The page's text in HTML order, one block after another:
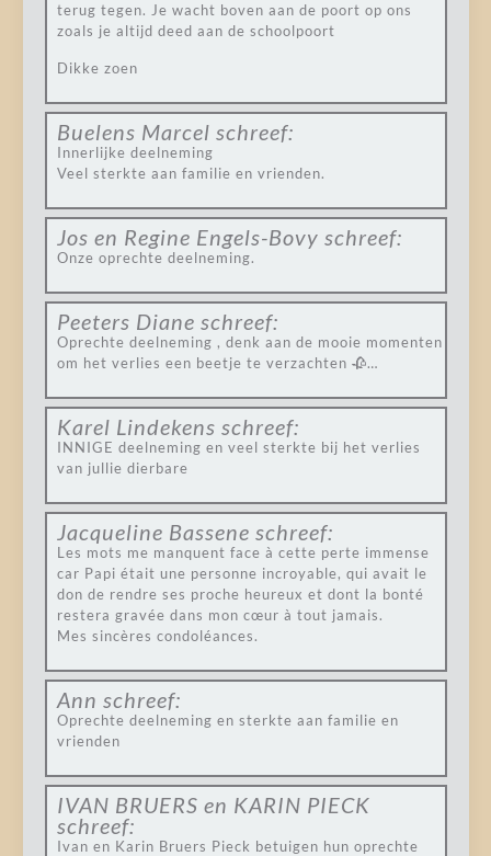
terug tegen. Je wacht boven aan de poort op ons
zoals je altijd deed aan de schoolpoort
Dikke zoen
Buelens Marcel schreef:
Innerlijke deelneming
Veel sterkte aan familie en vrienden.
Jos en Regine Engels-Bovy schreef:
Onze oprechte deelneming.
Peeters Diane schreef:
Oprechte deelneming , denk aan de mooie momenten
om het verlies een beetje te verzachten 🥀…
Karel Lindekens schreef:
INNIGE deelneming en veel sterkte bij het verlies
van jullie dierbare
Jacqueline Bassene schreef:
Les mots me manquent face à cette perte immense
car Papi était une personne incroyable, qui avait le
don de rendre ses proche heureux et dont la bonté
restera gravée dans mon cœur à tout jamais.
Mes sincères condoléances.
Ann schreef:
Oprechte deelneming en sterkte aan familie en
vrienden
IVAN BRUERS en KARIN PIECK
schreef:
Ivan en Karin Bruers Pieck betuigen hun oprechte